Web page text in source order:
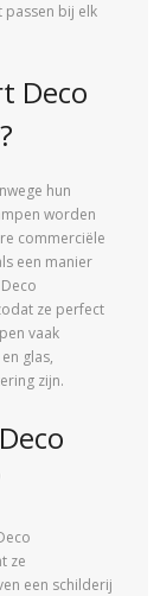
passen bij elk
Deco
hun
worden
commerciële
een manier
ze perfect
vaak
glas,
zijn.
ze
een schilderij